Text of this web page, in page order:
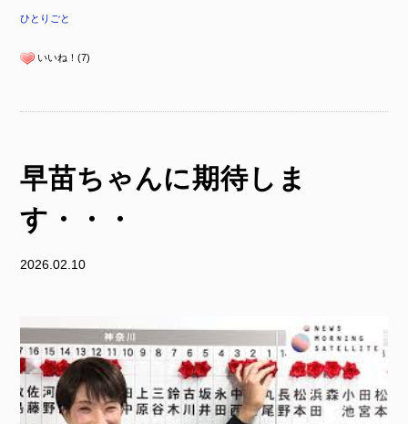
ひとりごと
いいね！(7)
早苗ちゃんに期待しま
す・・・
2026.02.10